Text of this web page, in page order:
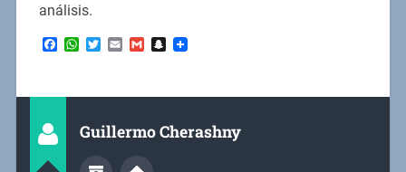
análisis.
Facebook
WhatsApp
Twitter
EmailGmailSnapchat
Guillermo Cherashny